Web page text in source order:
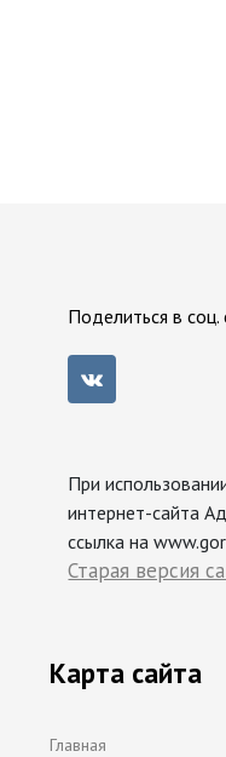
Поделиться в соц.
При
интернет-сайта
ссылка на
Старая версия
Карта сайта
Главная